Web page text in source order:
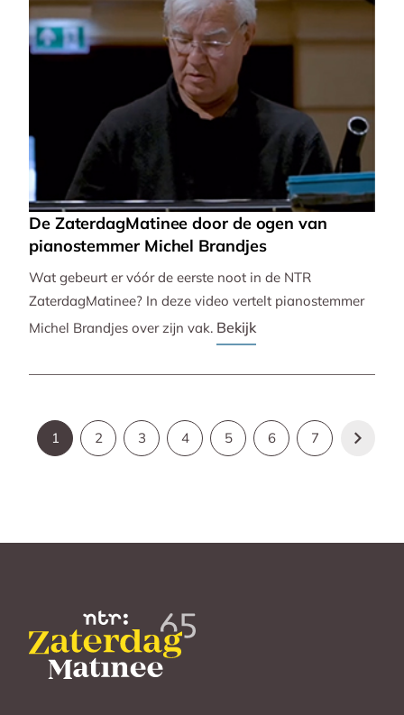
De ZaterdagMatinee door de ogen van
pianostemmer Michel Brandjes
Wat gebeurt er vóór de eerste noot in de NTR
ZaterdagMatinee? In deze video vertelt pianostemmer
Michel Brandjes over zijn vak. Bekijk
1 2 3 4 5 6 7